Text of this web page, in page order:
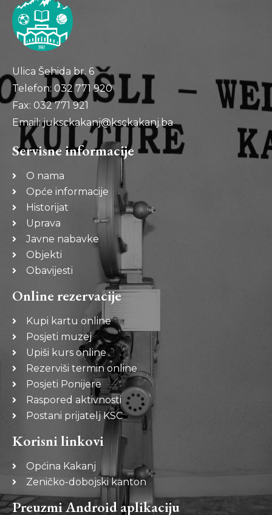
Ulica Šehida br. 6
Telefon: 032 771 920
Fax: 032 771 921
Email: juksckakanj@ksckakanj.ba
Servisne informacije
O nama
Opće informacije
Historijat
Uprava
Javne nabavke
Objekti
Obavijesti
Online rezervacije
Kupi kartu online
Posjeti muzej
Upiši kurs online
Rezerviši termin online
Posjeti Ponijere
Raspored aktivnosti
Postani prijatelj KSC
Korisni linkovi
Općina Kakanj
Zeničko-dobojski kanton
Preuzmi Android aplikaciju